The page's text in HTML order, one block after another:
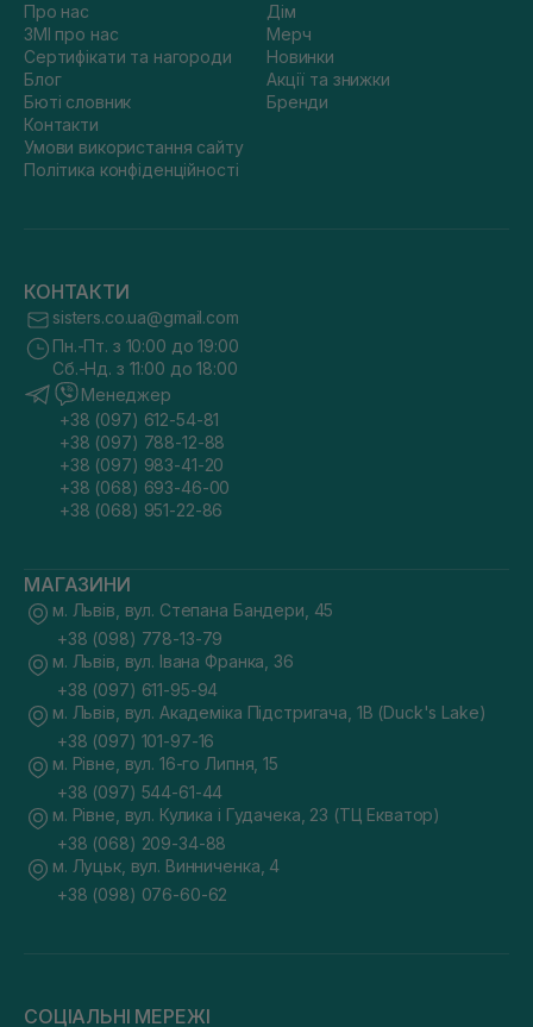
Про нас
ЗМІ про нас
Сертифікати та нагороди
Блог
Бюті словник
Контакти
Умови використання сайту
Політика конфіденційності
Дім
Мерч
Новинки
Акції та знижки
Бренди
КОНТАКТИ
sisters.co.ua@gmail.com
Пн.-Пт. з 10:00 до 19:00
Сб.-Нд. з 11:00 до 18:00
Менеджер
+38 (097) 612-54-81
+38 (097) 788-12-88
+38 (097) 983-41-20
+38 (068) 693-46-00
+38 (068) 951-22-86
МАГАЗИНИ
м. Львів, вул. Степана Бандери, 45
+38 (098) 778-13-79
м. Львів, вул. Івана Франка, 36
+38 (097) 611-95-94
м. Львів, вул. Академіка Підстригача, 1В (Duck's Lake)
+38 (097) 101-97-16
м. Рівне, вул. 16-го Липня, 15
+38 (097) 544-61-44
м. Рівне, вул. Кулика і Гудачека, 23 (ТЦ Екватор)
+38 (068) 209-34-88
м. Луцьк, вул. Винниченка, 4
+38 (098) 076-60-62
СОЦІАЛЬНІ МЕРЕЖІ